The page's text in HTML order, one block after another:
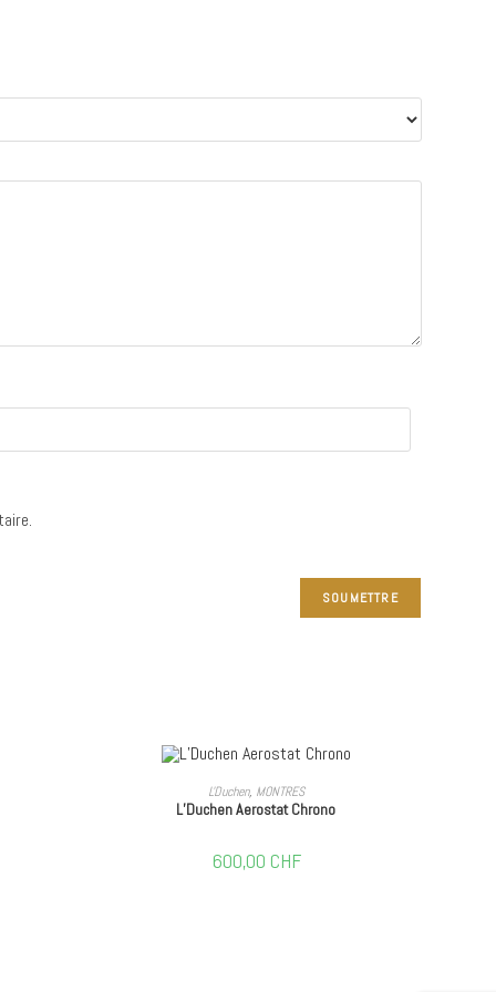
AJOUTER AU PANIER
L'Duchen, MONTRES
L’Duchen Aerostat Chrono
600,00 CHF